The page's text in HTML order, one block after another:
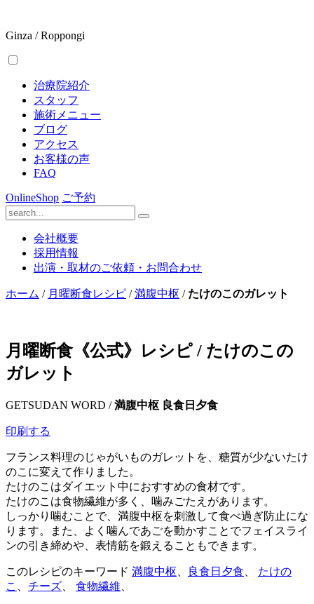
Ginza / Roppongi
治療院紹介
スタッフ
施術メニュー
ブログ
アクセス
お客様の声
FAQ
OnlineShop ご予約
会社概要
採用情報
出演・取材のご依頼・お問合わせ
ホーム / 月曜断食レシピ /満腹中枢 / たけのこのガレット
月曜断食《公式》レシピ / たけのこの
ガレット
GETSUDAN WORD / 満腹中枢 良食日夕食
印刷する
フランス料理のじゃがいものガレットを、糖質が少ないたけ
のこに変えて作りました。
たけのこはダイエット中におすすめの食材です。
たけのこは食物繊維が多く、噛みごたえがあります。
しっかり噛むことで、満腹中枢を刺激して食べ過ぎ防止にな
ります。また、よく噛んであごを動かすことでフェイスライ
ンの引き締めや、表情筋を鍛えることもできます。
このレシピのキーワード 満腹中枢 良食日夕食
たけの
こ
チーズ 食物繊維